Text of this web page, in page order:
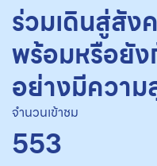
ร่วมเดินสู่สัง
พร้อมหรือยัง
อย่างมีความ
จำนวนเข้าชม
553